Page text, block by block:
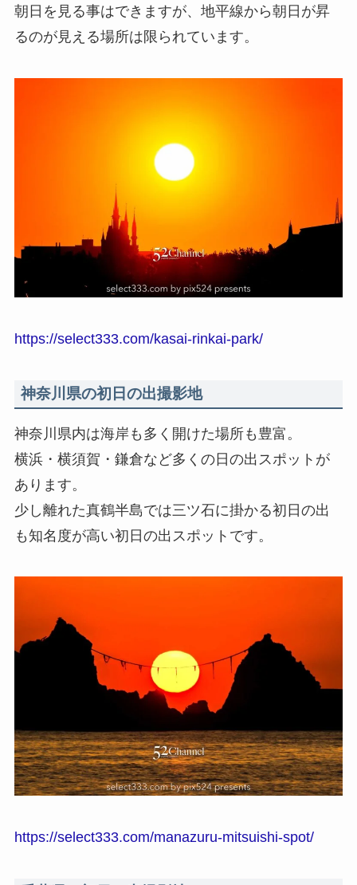
朝日を見る事はできますが、地平線から朝日が昇
るのが見える場所は限られています。
https://select333.com/kasai-rinkai-park/
神奈川県の初日の出撮影地
神奈川県内は海岸も多く開けた場所も豊富。
横浜・横須賀・鎌倉など多くの日の出スポットが
あります。
少し離れた真鶴半島では三ツ石に掛かる初日の出
も知名度が高い初日の出スポットです。
https://select333.com/manazuru-mitsuishi-spot/